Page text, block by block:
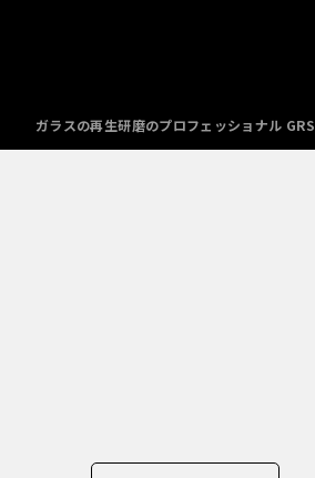
ガラスの再生研磨のプロフェッショナル GRS